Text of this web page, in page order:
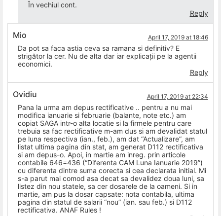
În vechiul cont.
Reply
Mio April 17, 2019 at 18:46
Da pot sa faca astia ceva sa ramana si definitiv? E
strigător la cer. Nu de alta dar iar explicații pe la agentii
economici.
Reply
Ovidiu April 17, 2019 at 22:34
Pana la urma am depus rectificative .. pentru a nu mai
modifica ianuarie si februarie (balante, note etc.) am
copiat SAGA intr-o alta locatie si la firmele pentru care
trebuia sa fac rectificative m-am dus si am devalidat statul
pe luna respectiva (ian., feb.), am dat “Actualizare”, am
listat ultima pagina din stat, am generat D112 rectificativa
si am depus-o. Apoi, in martie am inreg. prin articole
contabile 646=436 (“Diferenta CAM Luna Ianuarie 2019”)
cu diferenta dintre suma corecta si cea declarata initial. Mi
s-a parut mai comod asa decat sa devalidez doua luni, sa
listez din nou statele, sa cer dosarele de la oameni. Si in
martie, am pus la dosar capsate: nota contabila, ultima
pagina din statul de salarii “nou” (ian. sau feb.) si D112
rectificativa. ANAF Rules !